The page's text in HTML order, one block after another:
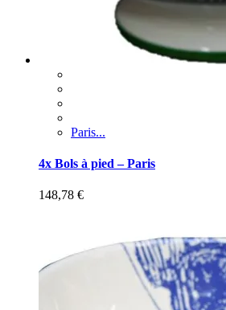
Paris...
4x Bols à pied – Paris
148,78 €